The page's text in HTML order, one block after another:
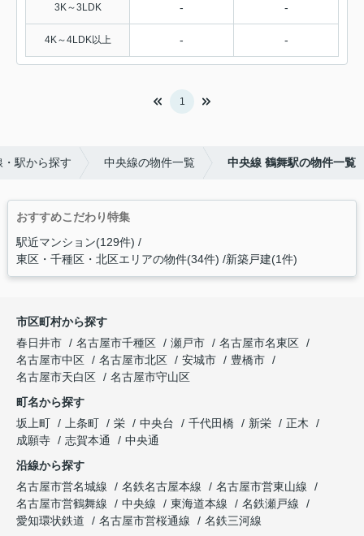
3K～3LDK - -
4K～4LDK以上 - -
1
・駅から探す 中央線の物件一覧 中央線 鶴舞駅の物件一覧
おすすめこだわり特集
駅近マンション(129件)
東区・千種区・北区エリアの物件(34件) 新築戸建(1件)
市区町村から探す
春日井市
名古屋市千種区 瀬戸市
名古屋市名東区
名古屋市中区
名古屋市北区 安城市
豊橋市
名古屋市天白区
名古屋市守山区
町名から探す
坂上町
上条町 栄 中央台 千代田橋 新栄
正木
成願寺
志賀本通
中央通
沿線から探す
名古屋市営名城線
名鉄名古屋本線
名古屋市営東山線
名古屋市営鶴舞線
中央線 東海道本線
名鉄瀬戸線
愛知環状鉄道
名古屋市営桜通線
名鉄三河線